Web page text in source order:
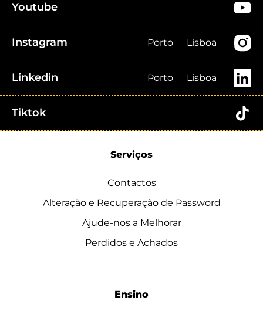
Youtube
Instagram Porto Lisboa
Linkedin Porto Lisboa
Tiktok
Serviços
Contactos
Alteração e Recuperação de Password
Ajude-nos a Melhorar
Perdidos e Achados
Ensino